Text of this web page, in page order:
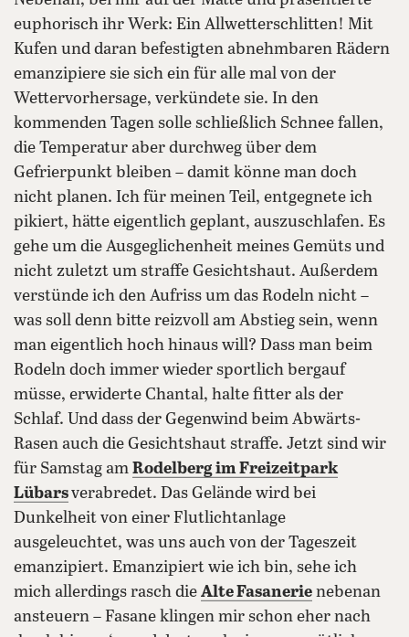
euphorisch ihr Werk: Ein Allwetterschlitten! Mit
Kufen und daran befestigten abnehmbaren Rädern
emanzipiere sie sich ein für alle mal von der
Wettervorhersage, verkündete sie. In den
kommenden Tagen solle schließlich Schnee fallen,
die Temperatur aber durchweg über dem
Gefrierpunkt bleiben – damit könne man doch
nicht planen. Ich für meinen Teil, entgegnete ich
pikiert, hätte eigentlich geplant, auszuschlafen. Es
gehe um die Ausgeglichenheit meines Gemüts und
nicht zuletzt um straffe Gesichtshaut. Außerdem
verstünde ich den Aufriss um das Rodeln nicht –
was soll denn bitte reizvoll am Abstieg sein, wenn
man eigentlich hoch hinaus will? Dass man beim
Rodeln doch immer wieder sportlich bergauf
müsse, erwiderte Chantal, halte fitter als der
Schlaf. Und dass der Gegenwind beim Abwärts-
Rasen auch die Gesichtshaut straffe. Jetzt sind wir
für Samstag am Rodelberg im Freizeitpark
Lübarsverabredet. Das Gelände wird bei
Dunkelheit von einer Flutlichtanlage
ausgeleuchtet, was uns auch von der Tageszeit
emanzipiert. Emanzipiert wie ich bin, sehe ich
mich allerdings rasch die Alte Fasanerie nebenan
ansteuern – Fasane klingen mir schon eher nach